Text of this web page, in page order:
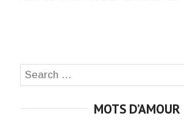
Search
MOTS D’AMOUR